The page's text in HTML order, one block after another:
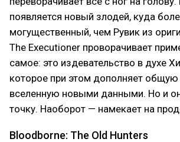
появляется новый злодей, куда
могущественный, чем Рувик из
The Executioner проворачивает
самое: это издевательство в духе
которое при этом дополняет общую
вселенную новыми данными. Но и
точку. Наоборот — намекает на
Bloodborne: The Old Hunters